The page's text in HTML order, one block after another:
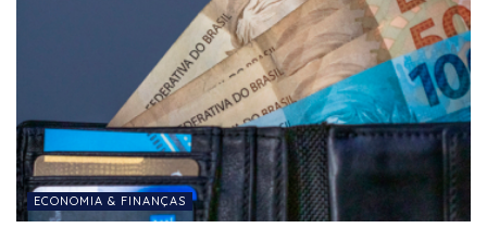
ECONOMIA & FINANÇAS